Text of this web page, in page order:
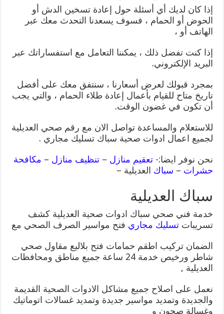
إذا كان لديك أي أسئلة حول إعادة تسخين الدش أو
الحوض أو الحمام ، فسوف يسعدنا التحدث معك عبر
الهاتف أو ،
إذا كنت تفضل ذلك ، يمكننا التعامل مع استفساراتك عبر
البريد الإلكتروني.
بمجرد قبولك لعرض أسعارنا ، سنتفق معك على أفضل
تاريخ متاح للقيام بأعمال إعادة طلاء الحمام ، والتي يجب
أن تكون في غضون الوقت.
للاستعلام والمساعدة تواصل الان مع رقم صحي العديلية
لجميع اعمال ادوات صحية سباك تسليك مجاري .
نحن نوفر ايضا:-تعقيم منازل –تنظيف منازل – مكافحة
حشرات – سباك العديلية –
سباك العديلية
خدمة فني صحي سباك ادوات صحية العديلية كشف
تسريباتتسليك مجاري فتح مواسير الصرف الصحي مع
الضمان تركيب اطقم حمامات فتح بلاليع مقاول صحي
شاطر ورخيص خدمة 24 ساعة جميع مناطق ومحافظات
العديلية ,
نعمل على اصلاح جميع مشاكل الادوات الصحية القديمة
والجديدة وتمديد مواسير جديدة وتمديد غسالات اتوماتيك
وغسالة صحون و